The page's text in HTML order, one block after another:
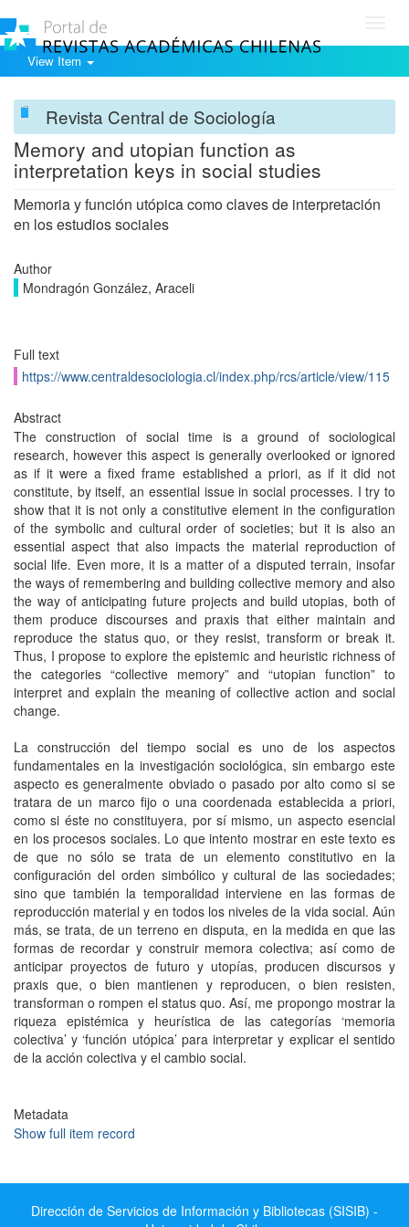
View Item
Revista Central de Sociología
Memory and utopian function as
interpretation keys in social studies
Memoria y función utópica como claves de interpretación
en los estudios sociales
Author
Mondragón González, Araceli
Full text
https://www.centraldesociologia.cl/index.php/rcs/article/view/115
Abstract
The construction of social time is a ground of sociological
research, however this aspect is generally overlooked or ignored
as if it were a fixed frame established a priori, as if it did not
constitute, by itself, an essential issue in social processes. I try to
show that it is not only a constitutive element in the configuration
of the symbolic and cultural order of societies; but it is also an
essential aspect that also impacts the material reproduction of
social life. Even more, it is a matter of a disputed terrain, insofar
the ways of remembering and building collective memory and also
the way of anticipating future projects and build utopias, both of
them produce discourses and praxis that either maintain and
reproduce the status quo, or they resist, transform or break it.
Thus, I propose to explore the epistemic and heuristic richness of
the categories “collective memory” and “utopian function” to
interpret and explain the meaning of collective action and social
change.
La construcción del tiempo social es uno de los aspectos
fundamentales en la investigación sociológica, sin embargo este
aspecto es generalmente obviado o pasado por alto como si se
tratara de un marco fijo o una coordenada establecida a priori,
como si éste no constituyera, por sí mismo, un aspecto esencial
en los procesos sociales. Lo que intento mostrar en este texto es
de que no sólo se trata de un elemento constitutivo en la
configuración del orden simbólico y cultural de las sociedades;
sino que también la temporalidad interviene en las formas de
reproducción material y en todos los niveles de la vida social. Aún
más, se trata, de un terreno en disputa, en la medida en que las
formas de recordar y construir memora colectiva; así como de
anticipar proyectos de futuro y utopías, producen discursos y
praxis que, o bien mantienen y reproducen, o bien resisten,
transforman o rompen el status quo. Así, me propongo mostrar la
riqueza epistémica y heurística de las categorías ‘memoria
colectiva’ y ‘función utópica’ para interpretar y explicar el sentido
de la acción colectiva y el cambio social.
Metadata
Show full item record
Dirección de Servicios de Información y Bibliotecas (SISIB) -